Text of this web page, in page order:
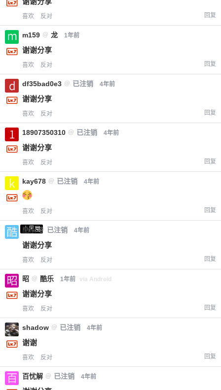
¥
喜欢 反对 回复
m159 @ 龙 1年前
谢谢分享
喜欢 反对 回复
df35bad0e3 @ 已注销 4年前
谢谢分享
喜欢 反对 回复
18907350310 @ 已注销 4年前
谢谢分享
喜欢 反对 回复
kay678 @ 已注销 4年前
喜欢 反对 回复
小黑屋
酷乐 @ 已注销 4年前
谢谢分享
喜欢 反对 回复
昭 @ 酷乐 1年前 via Android
谢谢分享
喜欢 反对 回复
shadow @ 已注销 4年前
谢谢
喜欢 反对 回复
百忧解 @ 已注销 4年前